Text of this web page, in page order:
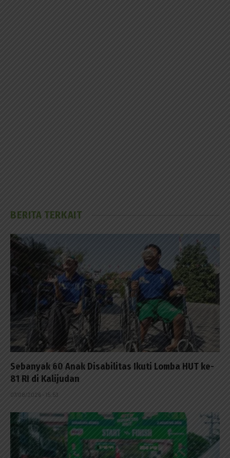
BERITA TERKAIT
Sebanyak 60 Anak Disabilitas Ikuti Lomba HUT ke-
81 RI di Kalijudan
07/08/2026 - 15:53